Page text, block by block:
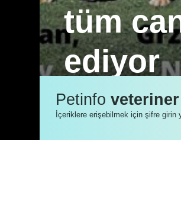
tüm
ediyor
Ülkemizde meydana
depremden etkilenen
Petinfo
İçeriklere erişebilmek için şifre girin